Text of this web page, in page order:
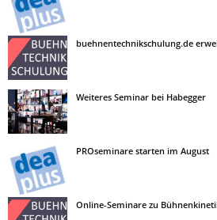
buehnentechnikschulung.de
Weiteres Seminar bei Habegger
PROseminare starten im August
Online-Seminare zu